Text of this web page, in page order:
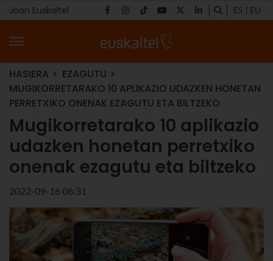
Joan Euskaltel ES EU
HASIERA
EZAGUTU
MUGIKORRETARAKO 10 APLIKAZIO UDAZKEN HONETAN
PERRETXIKO ONENAK EZAGUTU ETA BILTZEKO
Mugikorretarako 10 aplikazio
udazken honetan perretxiko
onenak ezagutu eta biltzeko
2022-09-16 06:31